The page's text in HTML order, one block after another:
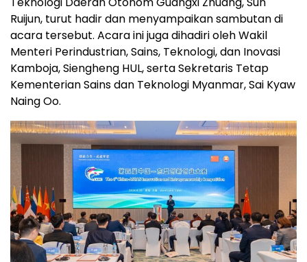
Ruijun, turut hadir dan menyampaikan sambutan di
acara tersebut. Acara ini juga dihadiri oleh Wakil
Menteri Perindustrian, Sains, Teknologi, dan Inovasi
Kamboja, Siengheng HUL, serta Sekretaris Tetap
Kementerian Sains dan Teknologi Myanmar, Sai Kyaw
Naing Oo.